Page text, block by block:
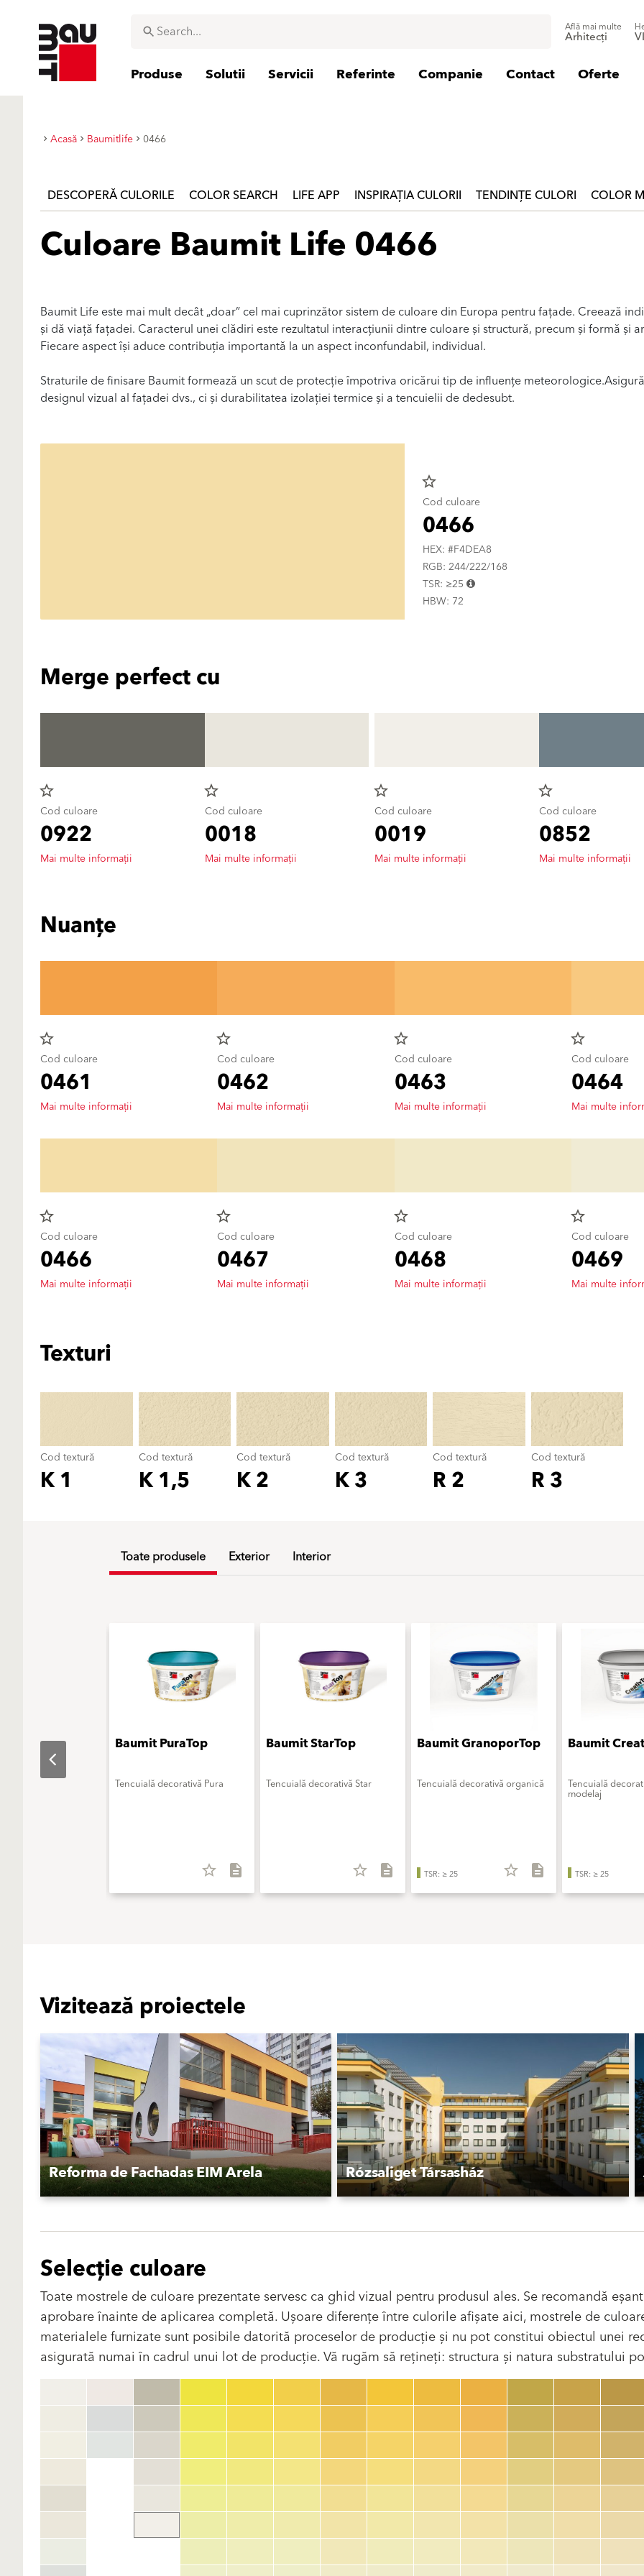
Află mai multe
Arhitecți
Produse Solutii Servicii Referinte Companie Contact Oferte
Acasă Baumitlife 0466
DESCOPERĂ CULORILE COLOR SEARCH LIFE APP INSPIRAȚIA CULORII TENDINȚE CULORI COLOR
Culoare Baumit Life 0466
Baumit Life este mai mult decât „doar” cel mai cuprinzător sistem de culoare din Europa pentru fațade. Creează
și dă viață fațadei. Caracterul unei clădiri este rezultatul interacțiunii dintre culoare și structură, precum și formă și
Fiecare aspect își aduce contribuția importantă la un aspect inconfundabil, individual.
Straturile de finisare Baumit formează un scut de protecție împotriva oricărui tip de influențe
designul vizual al fațadei dvs., ci și durabilitatea izolației termice și a tencuielii de dedesubt.
star_border
Cod culoare
0466
HEX: #F4DEA8
RGB: 244/222/168
TSR: ≥25
HBW: 72
Merge perfect cu
star_border
Cod culoare
0922
Mai multe informații
star_border
Cod culoare
0018
Mai multe informații
star_border
Cod culoare
0019
Mai multe informații
star_border
Cod culoare
0852
Mai multe informații
Nuanțe
star_border
Cod culoare
0461
Mai multe informații
star_border
Cod culoare
0462
Mai multe informații
star_border
Cod culoare
0463
Mai multe informații
star_border
Cod culoare
0464
Mai multe
star_border
Cod culoare
0466
Mai multe informații
star_border
Cod culoare
0467
Mai multe informații
star_border
Cod culoare
0468
Mai multe informații
star_border
Cod culoare
0469
Mai multe
Texturi
Cod textură
K 1
Cod textură
K 1,5
Cod textură
K 2
Cod textură
K 3
Cod textură
R 2
Cod textură
R 3
Toate produsele Exterior Interior
LatexSatin Baumit PuraTop
Tencuială decorativă Pura
star_border description
Baumit StarTop
Tencuială decorativă Star
star_border description
Baumit GranoporTop
Tencuială decorativă organică
TSR: ≥ 25 star_border description
Baumit
Tencuială
modelaj
TSR: ≥ 25
Vizitează proiectele
Reforma de Fachadas EIM Arela Rózsaliget Társasház
Selecție culoare
Toate mostrele de culoare prezentate servesc ca ghid vizual pentru produsul ales. Se recomandă
aprobare înainte de aplicarea completă. Ușoare diferențe între culorile afișate aici, mostrele de
materialele furnizate sunt posibile datorită proceselor de producție și nu pot constitui obiectul unei
asigurată numai în cadrul unui lot de producție. Vă rugăm să rețineți: structura și natura substratului
color_name
HEX:hex_code
HBW:hbw_code